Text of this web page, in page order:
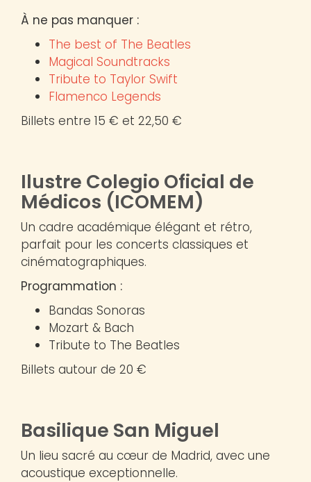
À ne pas manquer :
The best of The Beatles
Magical Soundtracks
Tribute to Taylor Swift
Flamenco Legends
Billets entre 15 € et 22,50 €
Ilustre Colegio Oficial de
Médicos (ICOMEM)
Un cadre académique élégant et rétro,
parfait pour les concerts classiques et
cinématographiques.
Programmation :
Bandas Sonoras
Mozart & Bach
Tribute to The Beatles
Billets autour de 20 €
Basilique San Miguel
Un lieu sacré au cœur de Madrid, avec une
acoustique exceptionnelle.